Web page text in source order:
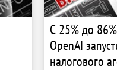
С 25% до
OpenAI
налогового